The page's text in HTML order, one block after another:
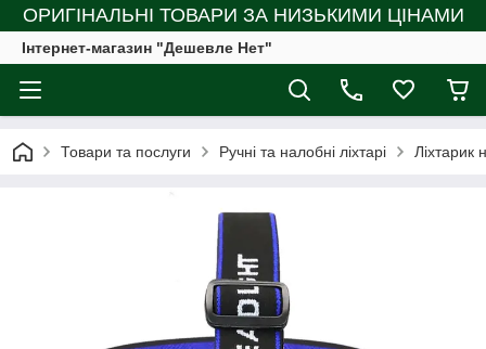
ОРИГІНАЛЬНІ ТОВАРИ ЗА НИЗЬКИМИ ЦІНАМИ
Інтернет-магазин "Дешевле Нет"
Товари та послуги Ручні та налобні ліхтарі Ліхтарик